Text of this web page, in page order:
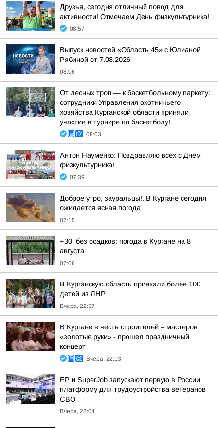
Друзья, сегодня отличный повод для
активности! Отмечаем День физкультурника!
08:57
Выпуск новостей «Область 45» с Юлианой
Рябиной от 7.08.2026
08:06
От лесных троп — к баскетбольному паркету:
сотрудники Управления охотничьего
хозяйства Курганской области приняли
участие в турнире по баскетболу!
08:03
Антон Науменко: Поздравляю всех с Днем
физкультурника!
07:39
Доброе утро, зауральцы!. В Кургане сегодня
ожидается ясная погода
07:15
+30, без осадков: погода в Кургане на 8
августа
07:06
В Курганскую область приехали более 100
детей из ЛНР
Вчера, 22:57
В Кургане в честь строителей – мастеров
«золотые руки» - прошел праздничный
концерт
Вчера, 22:13
ЕР и SuperJob запускают первую в России
платформу для трудоустройства ветеранов
СВО
Вчера, 22:04